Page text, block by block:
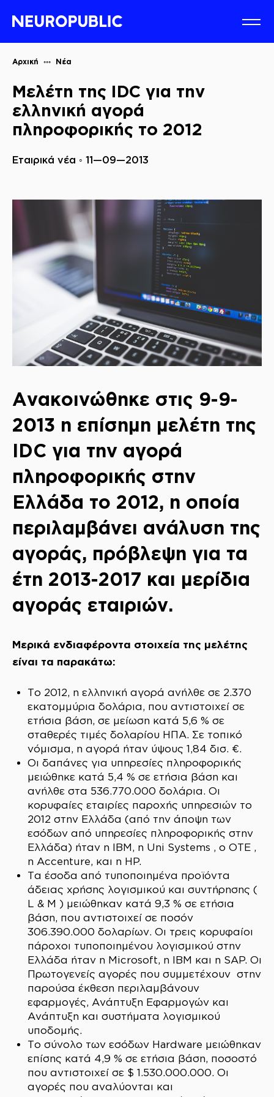
Αρχική Νέα
Μελέτη της IDC για την
ελληνική αγορά
πληροφορικής το 2012
Εταιρικά νέα ◦ 11—09—2013
Ανακοινώθηκε στις 9-9-
2013 η επίσημη μελέτη της
IDC για την αγορά
πληροφορικής στην
Ελλάδα το 2012, η οποία
περιλαμβάνει ανάλυση της
αγοράς, πρόβλεψη για τα
έτη 2013-2017 και μερίδια
αγοράς εταιριών.
Μερικά ενδιαφέροντα στοιχεία της μελέτης
είναι τα παρακάτω:
Το 2012, η ελληνική αγορά ανήλθε σε 2.370
εκατομμύρια δολάρια, που αντιστοιχεί σε
ετήσια βάση, σε μείωση κατά 5,6 % σε
σταθερές τιμές δολαρίου ΗΠΑ. Σε τοπικό
νόμισμα, η αγορά ήταν ύψους 1,84 δισ. €.
Οι δαπάνες για υπηρεσίες πληροφορικής
μειώθηκε κατά 5,4 % σε ετήσια βάση και
ανήλθε στα 536.770.000 δολάρια. Οι
κορυφαίες εταιρίες παροχής υπηρεσιών το
2012 στην Ελλάδα (από την άποψη των
εσόδων από υπηρεσίες πληροφορικής στην
Ελλάδα) ήταν η IBM, η Uni Systems , ο ΟΤΕ ,
η Accenture, και η HP.
Τα έσοδα από τυποποιημένα προϊόντα
άδειας χρήσης λογισμικού και συντήρησης (
L & M ) μειώθηκαν κατά 9,3 % σε ετήσια
βάση, που αντιστοιχεί σε ποσόν
306.390.000 δολαρίων. Οι τρεις κορυφαίοι
πάροχοι τυποποιημένου λογισμικού στην
Ελλάδα ήταν η Microsoft, η IBM και η SAP. Οι
Πρωτογενείς αγορές που συμμετέχουν στην
παρούσα έκθεση περιλαμβάνουν
εφαρμογές, Ανάπτυξη Εφαρμογών και
Ανάπτυξη και συστήματα λογισμικού
υποδομής.
Το σύνολο των εσόδων Hardware μειώθηκαν
επίσης κατά 4,9 % σε ετήσια βάση, ποσοστό
που αντιστοιχεί σε $ 1.530.000.000. Οι
αγορές που αναλύονται και